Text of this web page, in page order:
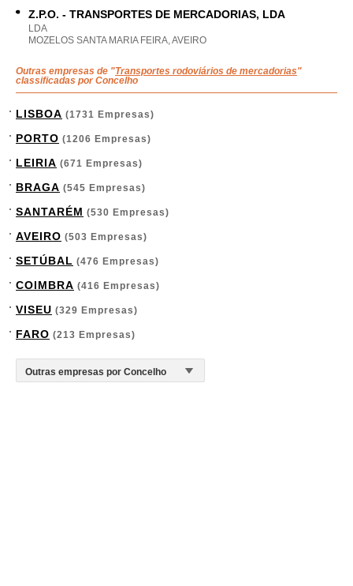
Z.P.O. - TRANSPORTES DE MERCADORIAS, LDA
LDA
MOZELOS SANTA MARIA FEIRA, AVEIRO
Outras empresas de "Transportes rodoviários de mercadorias"
classificadas por Concelho
LISBOA (1731 Empresas)
PORTO (1206 Empresas)
LEIRIA (671 Empresas)
BRAGA (545 Empresas)
SANTARÉM (530 Empresas)
AVEIRO (503 Empresas)
SETÚBAL (476 Empresas)
COIMBRA (416 Empresas)
VISEU (329 Empresas)
FARO (213 Empresas)